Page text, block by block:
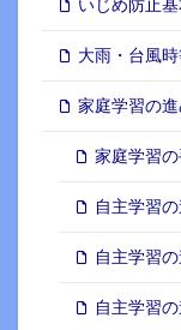
いじめ防止
大雨・台風
家庭学習の
家庭学習の
自主学習の
自主学習の
自主学習